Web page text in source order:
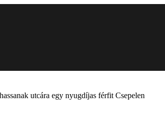
utcára egy nyugdíjas férfit Csepelen